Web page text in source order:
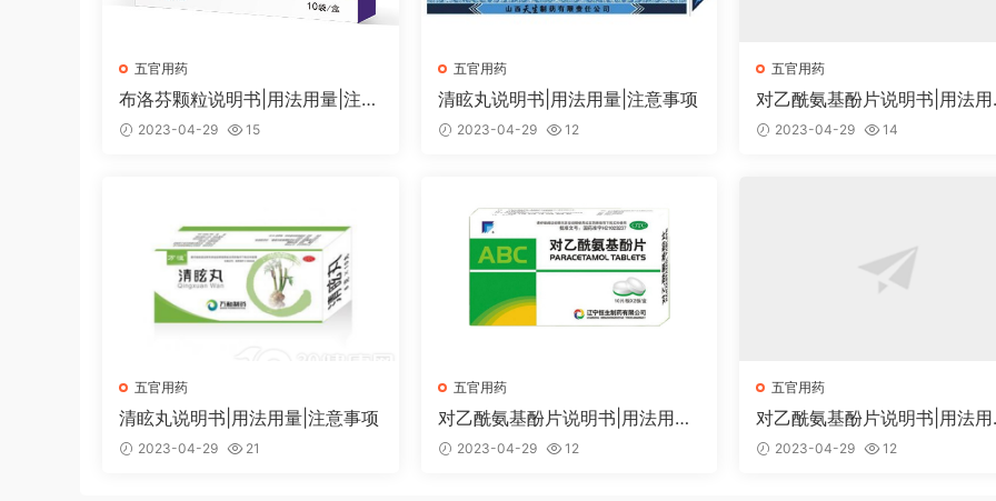
五官用药
布洛芬颗粒说明书|用法用量|注意
事项2023-04-29 15
五官用药
清眩丸说明书|用法用量|注意事项
2023-04-29 12
五官用药
对乙酰氨基酚片说明书|用法用
注意事项
2023-04-29 14
五官用药
清眩丸说明书|用法用量|注意事项
2023-04-29 21
五官用药
对乙酰氨基酚片说明书|用法用量|
注意事项
2023-04-29 12
五官用药
对乙酰氨基酚片说明书|用法用
注意事项
2023-04-29 12